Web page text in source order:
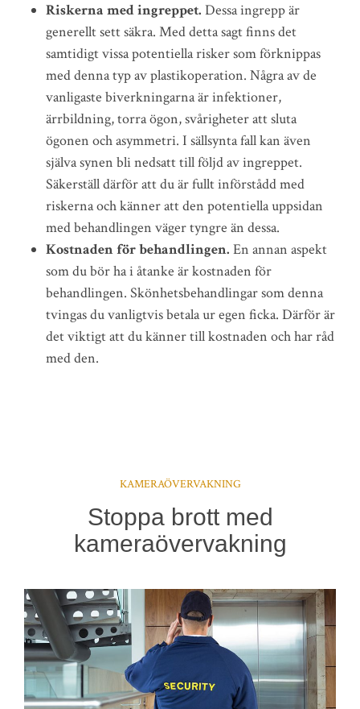
Riskerna med ingreppet. Dessa ingrepp är
generellt sett säkra. Med detta sagt finns det
samtidigt vissa potentiella risker som förknippas
med denna typ av plastikoperation. Några av de
vanligaste biverkningarna är infektioner,
ärrbildning, torra ögon, svårigheter att sluta
ögonen och asymmetri. I sällsynta fall kan även
själva synen bli nedsatt till följd av ingreppet.
Säkerställ därför att du är fullt införstådd med
riskerna och känner att den potentiella uppsidan
med behandlingen väger tyngre än dessa.
Kostnaden för behandlingen. En annan aspekt
som du bör ha i åtanke är kostnaden för
behandlingen. Skönhetsbehandlingar som denna
tvingas du vanligtvis betala ur egen ficka. Därför är
det viktigt att du känner till kostnaden och har råd
med den.
KAMERAÖVERVAKNING
Stoppa brott med
kameraövervakning